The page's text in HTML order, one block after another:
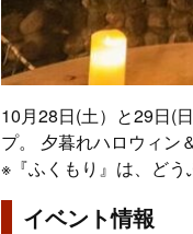
10月28日(土）と29日(
プ。 夕暮れハロウィン
※『ふくもり』は、ど
イベント情報